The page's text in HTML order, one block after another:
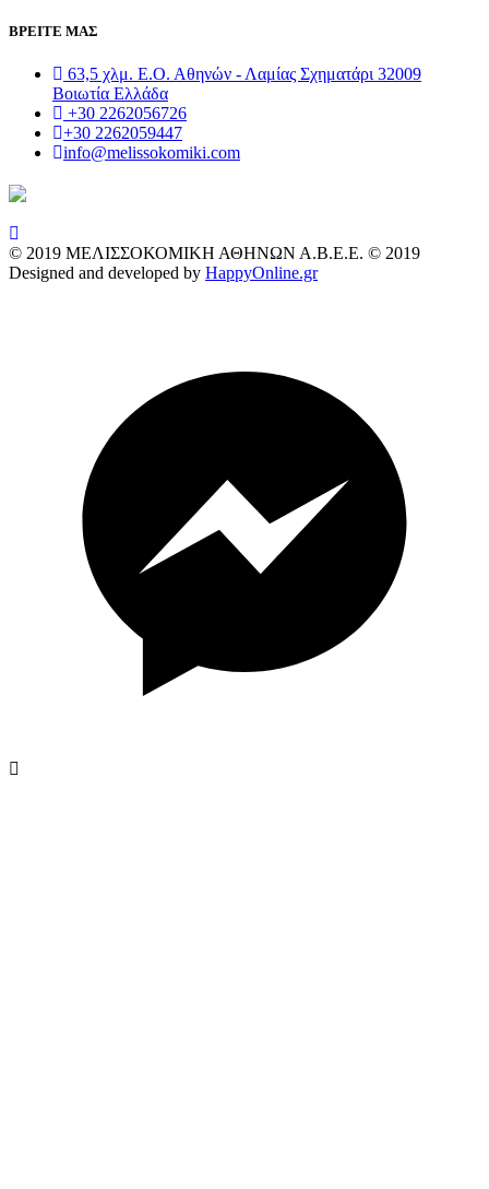
ΒΡΕΙΤΕ ΜΑΣ
63,5 χλμ. Ε.Ο. Αθηνών - Λαμίας Σχηματάρι 32009
Βοιωτία Ελλάδα
+30 2262056726
+30 2262059447
info@melissokomiki.com
wish
© 2019 ΜΕΛΙΣΣΟΚΟΜΙΚΗ ΑΘΗΝΩΝ Α.Β.Ε.Ε. © 2019
Designed and developed by HappyOnline.gr
wish